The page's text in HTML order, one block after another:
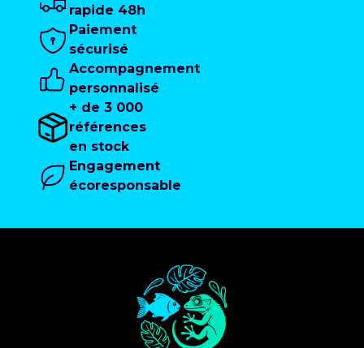
rapide 48h
Paiement
sécurisé
Accompagnement
personnalisé
+ de 3 000
références
en stock
Engagement
écoresponsable